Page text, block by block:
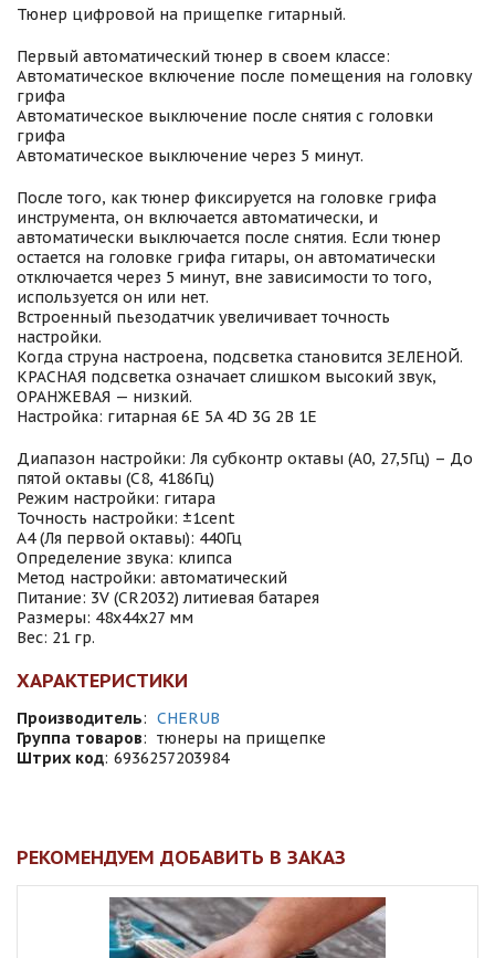
Тюнер цифровой на прищепке гитарный.
Первый автоматический тюнер в своем классе:
Автоматическое включение после помещения на головку
грифа
Автоматическое выключение после снятия с головки
грифа
Автоматическое выключение через 5 минут.
После того, как тюнер фиксируется на головке грифа
инструмента, он включается автоматически, и
автоматически выключается после снятия. Если тюнер
остается на головке грифа гитары, он автоматически
отключается через 5 минут, вне зависимости то того,
используется он или нет.
Встроенный пьезодатчик увеличивает точность
настройки.
Когда струна настроена, подсветка становится ЗЕЛЕНОЙ.
КРАСНАЯ подсветка означает слишком высокий звук,
ОРАНЖЕВАЯ — низкий.
Настройка: гитарная 6E 5A 4D 3G 2B 1E
Диапазон настройки: Ля субконтр октавы (A0, 27,5Гц) – До
пятой октавы (С8, 4186Гц)
Режим настройки: гитара
Точность настройки: ±1cent
А4 (Ля первой октавы): 440Гц
Определение звука: клипса
Метод настройки: автоматический
Питание: 3V (CR2032) литиевая батарея
Размеры: 48х44х27 мм
Вес: 21 гр.
ХАРАКТЕРИСТИКИ
Производитель: CHERUB
Группа товаров: тюнеры на прищепке
Штрих код: 6936257203984
РЕКОМЕНДУЕМ ДОБАВИТЬ В ЗАКАЗ